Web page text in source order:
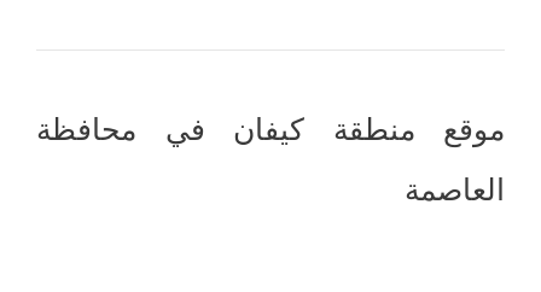
موقع منطقة كيفان في محافظة
العاصمة